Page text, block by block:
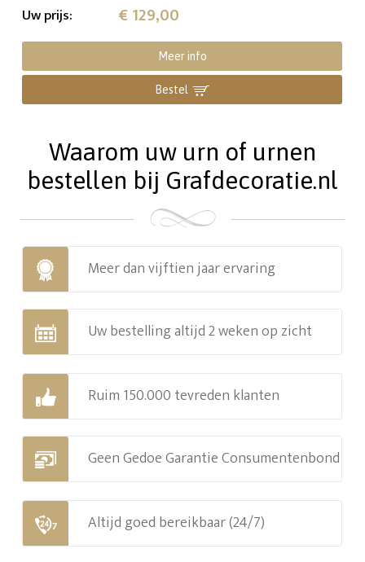
Uw prijs: € 129,00
Meer info
Bestel
Waarom uw urn of urnen
bestellen bij Grafdecoratie.nl
Meer dan vijftien jaar ervaring
Uw bestelling altijd 2 weken op zicht
Ruim 150.000 tevreden klanten
Geen Gedoe Garantie Consumentenbond
Altijd goed bereikbaar (24/7)